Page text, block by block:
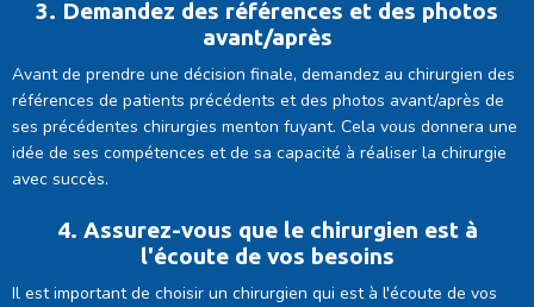
3. Demandez des références et des photos
avant/après
Avant de prendre une décision finale, demandez au chirurgien des
références de patients précédents et des photos avant/après de
ses précédentes chirurgies menton fuyant. Cela vous donnera une
idée de ses compétences et de sa capacité à réaliser la chirurgie
avec succès.
4. Assurez-vous que le chirurgien est à
l'écoute de vos besoins
Il est important de choisir un chirurgien qui est à l'écoute de vos